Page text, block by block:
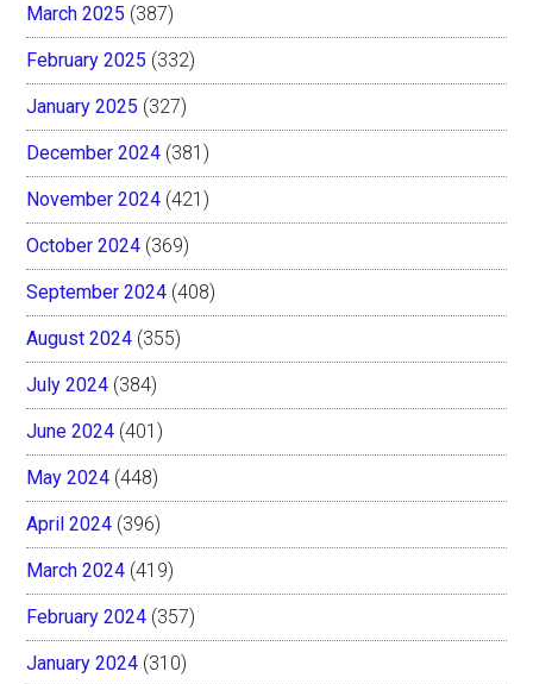
March 2025 (387)
February 2025 (332)
January 2025 (327)
December 2024 (381)
November 2024 (421)
October 2024 (369)
September 2024 (408)
August 2024 (355)
July 2024 (384)
June 2024 (401)
May 2024 (448)
April 2024 (396)
March 2024 (419)
February 2024 (357)
January 2024 (310)